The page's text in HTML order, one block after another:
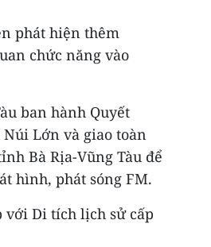
phát hiện thêm
chức năng vào
ban hành Quyết
Lớn và giao toàn
Bà Rịa-Vũng Tàu để
hình, phát sóng FM.
với Di tích lịch sử cấp